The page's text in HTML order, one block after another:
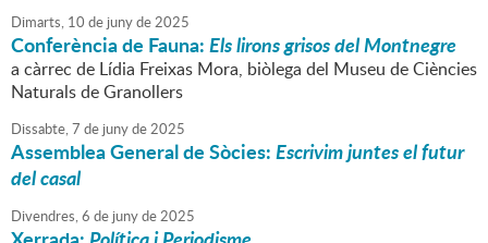
Dimarts, 10 de junyde2025
Conferència de Fauna:Els lirons grisos del Montnegre
a càrrec de Lídia Freixas Mora, biòlega del Museu de Ciències
Naturals de Granollers
Dissabte,7 de junyde2025
Assemblea General de Sòcies:Escrivim juntes el futur
del casal
Divendres,6 de junyde2025